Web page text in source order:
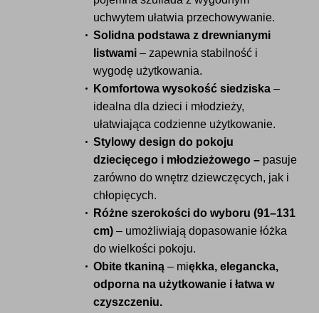
uchwytem ułatwia przechowywanie.
Solidna podstawa z drewnianymi
listwami – zapewnia stabilność i
wygodę użytkowania.
Komfortowa wysokość siedziska –
idealna dla dzieci i młodzieży,
ułatwiająca codzienne użytkowanie.
Stylowy design do pokoju
dziecięcego i młodzieżowego – pasuje
zarówno do wnętrz dziewczęcych, jak i
chłopięcych.
Różne szerokości do wyboru (91–131
cm) – umożliwiają dopasowanie łóżka
do wielkości pokoju.
Obite tkaniną – miękka, elegancka,
odporna na użytkowanie i łatwa w
czyszczeniu.